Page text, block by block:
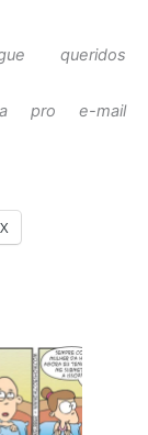
queridos
pro e-mail
X